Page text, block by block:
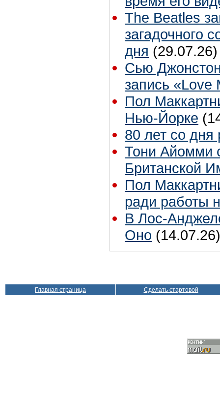
The Beatles
загадочного
дня (29.07.26)
Сью
запись «Love
Пол
Нью-Йорке
80 лет со
Тони Айомми
Британской
Пол
ради работы
В Лос-
Оно (14.07.26)
Главная страница Сделать стартовой